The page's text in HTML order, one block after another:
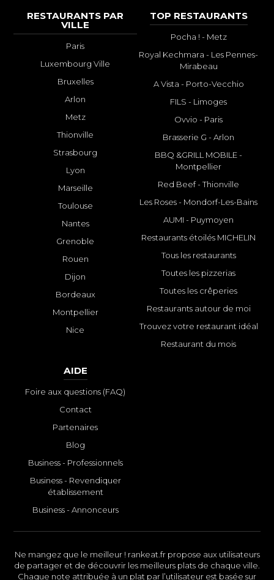
RESTAURANTS PAR
VILLE
Paris
Luxembourg Ville
Bruxelles
Arlon
Metz
Thionville
Strasbourg
Lyon
Marseille
Toulouse
Nantes
Grenoble
Rouen
Dijon
Bordeaux
Montpellier
Nice
TOP RESTAURANTS
Pocha ! - Metz
Royal Kechmara - Les Pennes-
Mirabeau
A Vista - Porto-Vecchio
FILS - Limoges
Ovvio - Paris
Brasserie G - Arlon
BBQ &GRILL MOBILE -
Montpellier
Red Beef - Thionville
Les Roses - Mondorf-Les-Bains
AUMI - Puymoyen
Restaurants étoilés MICHELIN
Tous les restaurants
Toutes les pizzerias
Toutes les crêperies
Restaurants autour de moi
Trouvez votre restaurant idéal
Restaurant du mois
AIDE
Foire aux questions (FAQ)
Contact
Partenaires
Blog
Business - Professionnels
Business - Revendiquer
établissement
Business - Annonceurs
Ne mangez que le meilleur ! rankeat.fr propose aux utilisateurs
de partager et de découvrir les meilleurs plats de chaque ville.
Chaque note attribuée à un plat par l’utilisateur est basée sur